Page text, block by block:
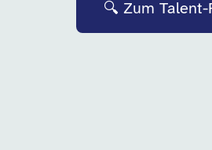
🔍 Zum Talent-